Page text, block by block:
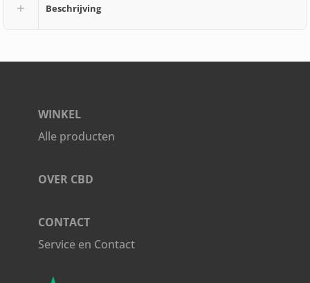
hulp
capsules
Beschrijving
WINKEL
Alle producten
OVER CBD
CONTACT
Service en Contact